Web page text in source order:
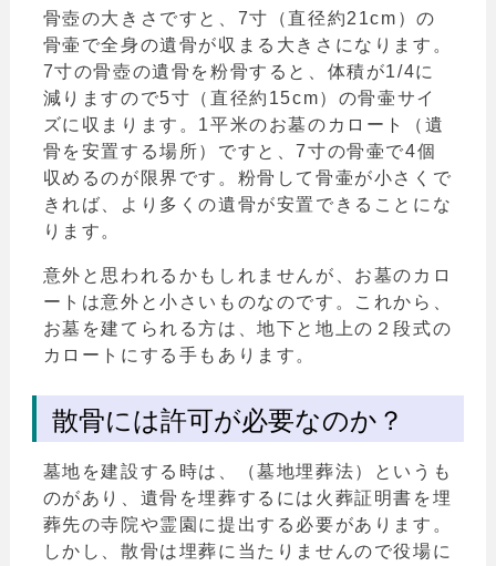
骨壺の大きさですと、7寸（直径約21cm）の
骨壷で全身の遺骨が収まる大きさになります。
7寸の骨壺の遺骨を粉骨すると、体積が1/4に
減りますので5寸（直径約15cm）の骨壷サイ
ズに収まります。1平米のお墓のカロート（遺
骨を安置する場所）ですと、7寸の骨壷で4個
収めるのが限界です。粉骨して骨壷が小さくで
きれば、より多くの遺骨が安置できることにな
ります。
意外と思われるかもしれませんが、お墓のカロ
ートは意外と小さいものなのです。これから、
お墓を建てられる方は、地下と地上の２段式の
カロートにする手もあります。
散骨には許可が必要なのか？
墓地を建設する時は、（墓地埋葬法）というも
のがあり、遺骨を埋葬するには火葬証明書を埋
葬先の寺院や霊園に提出する必要があります。
しかし、散骨は埋葬に当たりませんので役場に